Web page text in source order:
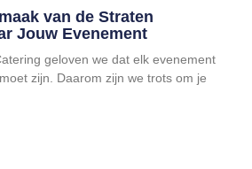
van de Straten
Jouw Evenement
geloven we dat elk evenement
zijn. Daarom zijn we trots om je